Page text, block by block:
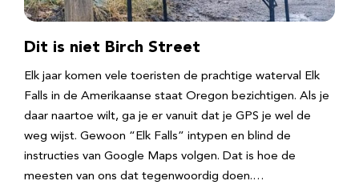
Dit is niet Birch Street
Elk jaar komen vele toeristen de prachtige waterval Elk
Falls in de Amerikaanse staat Oregon bezichtigen. Als je
daar naartoe wilt, ga je er vanuit dat je GPS je wel de
weg wijst. Gewoon “Elk Falls” intypen en blind de
instructies van Google Maps volgen. Dat is hoe de
meesten van ons dat tegenwoordig doen.…